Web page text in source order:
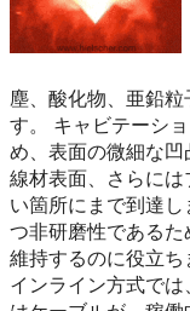
塵、酸化物、亜鉛
す。 キャビテーシ
め、表面の微細な
線材表面、さらに
い箇所にまで到達
つ非研磨性である
維持するのに役立ち
インライン方式で